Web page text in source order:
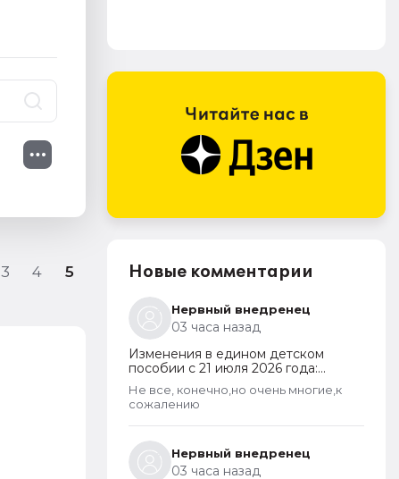
3 4 5 Новые комментарии
Нервный внедренец
03 часа назад
Изменения в едином детском
пособии с 21 июля 2026 года:
пересмотр правила нулевого
дохода и новый порядок
оформления пособий по месту
пребывания
Не все, конечно,но очень многие,к
сожалению
Нервный внедренец
03 часа назад